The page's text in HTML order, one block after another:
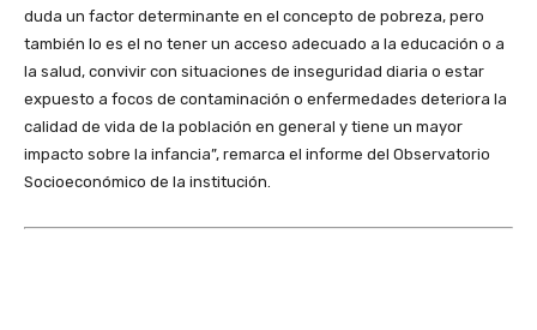
duda un factor determinante en el concepto de pobreza, pero
también lo es el no tener un acceso adecuado a la educación o a
la salud, convivir con situaciones de inseguridad diaria o estar
expuesto a focos de contaminación o enfermedades deteriora la
calidad de vida de la población en general y tiene un mayor
impacto sobre la infancia”, remarca el informe del Observatorio
Socioeconómico de la institución.